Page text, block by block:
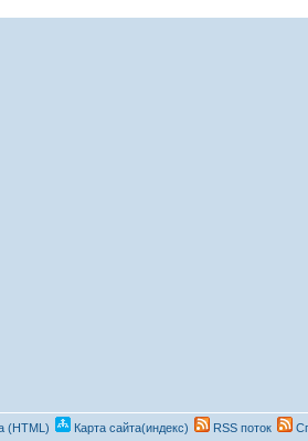
(HTML) Карта сайта(индекс) RSS поток